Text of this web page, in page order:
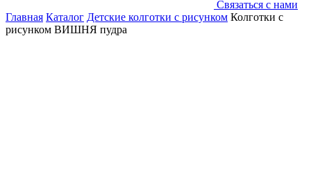
Связаться с нами
Главная Каталог Детские колготки с рисунком Колготки с
рисунком ВИШНЯ пудра